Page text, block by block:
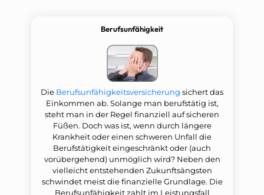
Berufsunfähigkeit
Die Berufsunfähigkeitsversicherung sichert das
Einkommen ab. Solange man berufstätig ist,
steht man in der Regel finanziell auf sicheren
Füßen. Doch was ist, wenn durch längere
Krankheit oder einen schweren Unfall die
Berufstätigkeit eingeschränkt oder (auch
vorübergehend) unmöglich wird? Neben den
vielleicht entstehenden Zukunftsängsten
schwindet meist die finanzielle Grundlage. Die
Berufsunfähigkeit zahlt im Leistungsfall